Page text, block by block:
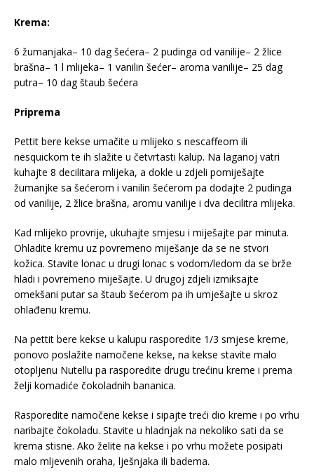
Krema:
6 žumanjaka– 10 dag šećera– 2 pudinga od vanilije– 2 žlice
brašna– 1 l mlijeka– 1 vanilin šećer– aroma vanilije– 25 dag
putra– 10 dag štaub šećera
Priprema
Pettit bere kekse umačite u mlijeko s nescaffeom ili
nesquickom te ih slažite u četvrtasti kalup. Na laganoj vatri
kuhajte 8 decilitara mlijeka, a dokle u zdjeli pomiješajte
žumanjke sa šećerom i vanilin šećerom pa dodajte 2 pudinga
od vanilije, 2 žlice brašna, aromu vanilije i dva decilitra mlijeka.
Kad mlijeko provrije, ukuhajte smjesu i miješajte par minuta.
Ohladite kremu uz povremeno miješanje da se ne stvori
kožica. Stavite lonac u drugi lonac s vodom/ledom da se brže
hladi i povremeno miješajte. U drugoj zdjeli izmiksajte
omekšani putar sa štaub šećerom pa ih umješajte u skroz
ohlađenu kremu.
Na pettit bere kekse u kalupu rasporedite 1/3 smjese kreme,
ponovo poslažite namočene kekse, na kekse stavite malo
otopljenu Nutellu pa rasporedite drugu trećinu kreme i prema
želji komadiće čokoladnih bananica.
Rasporedite namočene kekse i sipajte treći dio kreme i po vrhu
naribajte čokoladu. Stavite u hladnjak na nekoliko sati da se
krema stisne. Ako želite na kekse i po vrhu možete posipati
malo mljevenih oraha, lješnjaka ili badema.